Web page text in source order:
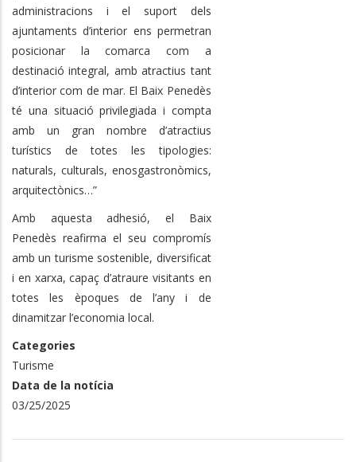
administracions i el suport dels
ajuntaments d’interior ens permetran
posicionar la comarca com a
destinació integral, amb atractius tant
d’interior com de mar. El Baix Penedès
té una situació privilegiada i compta
amb un gran nombre d’atractius
turístics de totes les tipologies:
naturals, culturals, enosgastronòmics,
arquitectònics…”
Amb aquesta adhesió, el Baix
Penedès reafirma el seu compromís
amb un turisme sostenible, diversificat
i en xarxa, capaç d’atraure visitants en
totes les èpoques de l’any i de
dinamitzar l’economia local.
Categories
Turisme
Data de la notícia
03/25/2025